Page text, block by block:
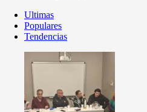
Ultimas
Populares
Tendencias